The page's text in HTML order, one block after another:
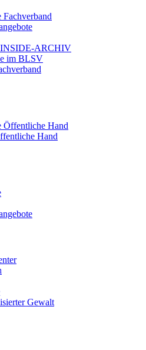
Fachverband
ARCHIV
im BLSV
Öffent­li­che Hand
Hand
Gewalt